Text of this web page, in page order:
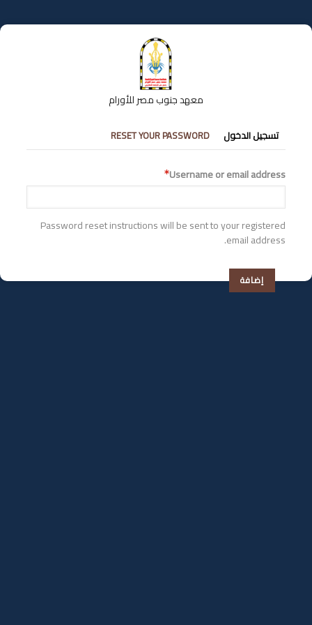
إلى
المحتوى
معهد جنوب مصر للأورام
التبويبات
الأساسية
تسجيل الدخول RESET YOUR PASSWORD
Username or email address
Password reset instructions will be sent to your registered
email address.